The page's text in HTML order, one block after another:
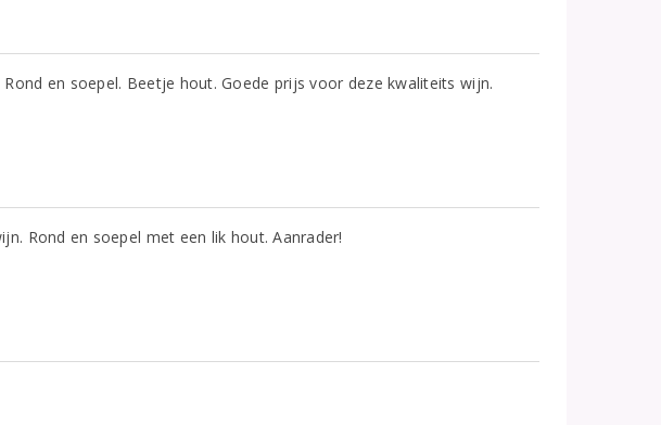
Rond en soepel. Beetje hout. Goede prijs voor deze kwaliteits wijn.
Rond en soepel met een lik hout. Aanrader!